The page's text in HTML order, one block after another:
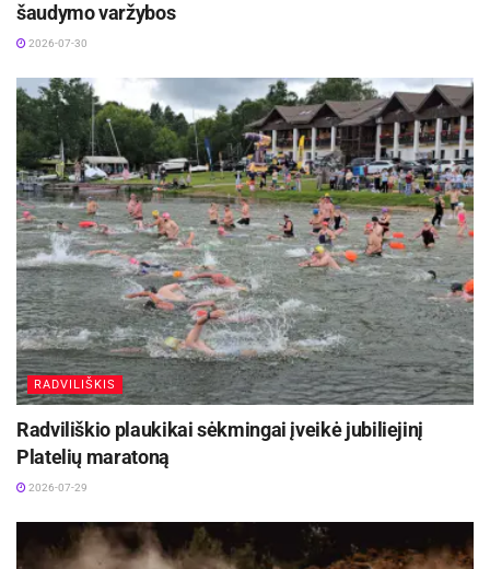
šaudymo varžybos
2026-07-30
RADVILIŠKIS
Radviliškio plaukikai sėkmingai įveikė jubiliejinį
Platelių maratoną
2026-07-29